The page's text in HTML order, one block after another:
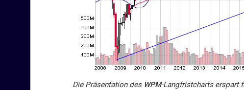
Die Präsentation des WPM-Langfristcharts erspart